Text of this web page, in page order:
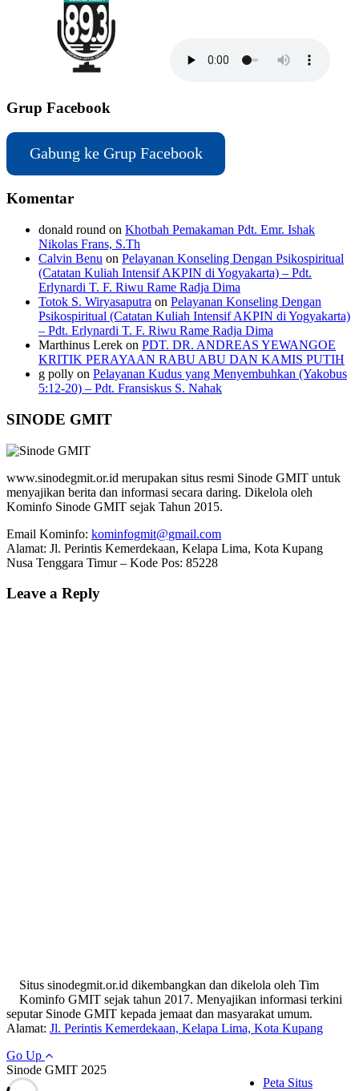
Grup Facebook
Gabung ke Grup Facebook
Komentar
donald round on Khotbah Pemakaman Pdt. Emr. Ishak
Nikolas Frans, S.Th
Calvin Benu on Pelayanan Konseling Dengan Psikospiritual
(Catatan Kuliah Intensif AKPIN di Yogyakarta) – Pdt.
Erlynardi T. F. Riwu Rame Radja Dima
Totok S. Wiryasaputra on Pelayanan Konseling Dengan
Psikospiritual (Catatan Kuliah Intensif AKPIN di Yogyakarta)
– Pdt. Erlynardi T. F. Riwu Rame Radja Dima
Marthinus Lerek on PDT. DR. ANDREAS YEWANGOE
KRITIK PERAYAAN RABU ABU DAN KAMIS PUTIH
g polly on Pelayanan Kudus yang Menyembuhkan (Yakobus
5:12-20) – Pdt. Fransiskus S. Nahak
SINODE GMIT
www.sinodegmit.or.id merupakan situs resmi Sinode GMIT untuk
menyajikan berita dan informasi secara daring. Dikelola oleh
Kominfo Sinode GMIT sejak Tahun 2015.
Email Kominfo: kominfogmit@gmail.com
Alamat: Jl. Perintis Kemerdekaan, Kelapa Lima, Kota Kupang
Nusa Tenggara Timur – Kode Pos: 85228
Leave a Reply
Situs sinodegmit.or.id dikembangkan dan dikelola oleh Tim
Kominfo GMIT sejak tahun 2017. Menyajikan informasi terkini
seputar Sinode GMIT kepada jemaat dan masyarakat umum.
Alamat: Jl. Perintis Kemerdekaan, Kelapa Lima, Kota Kupang
Go Up
Sinode GMIT 2025
Peta Situs